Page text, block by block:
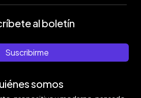
al boletín
Suscribirme
somos